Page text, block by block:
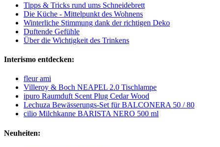
Tipps & Tricks rund ums Schneidebrett
Die Küche - Mittelpunkt des Wohnens
Winterliche Stimmung dank der richtigen Deko
Duftende Gefühle
Über die Wichtigkeit des Trinkens
Interismo entdecken:
fleur ami
Villeroy & Boch NEAPEL 2.0 Tischlampe
ipuro Raumduft Scent Plug Cedar Wood
Lechuza Bewässerungs-Set für BALCONERA 50 / 80
cilio Milchkanne BARISTA NERO 500 ml
Neuheiten: